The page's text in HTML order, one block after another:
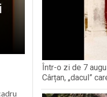
Într-o zi de 7
Cârțan, „dacul”